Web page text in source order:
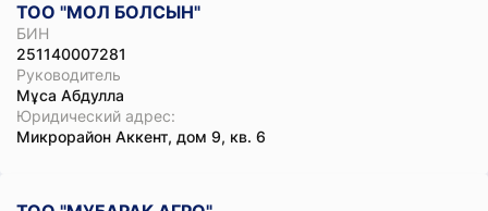
ТОО "МОЛ БОЛСЫН"
БИН
251140007281
Руководитель
Мұса Абдулла
Юридический адрес:
Микрорайон Аккент, дом 9, кв. 6